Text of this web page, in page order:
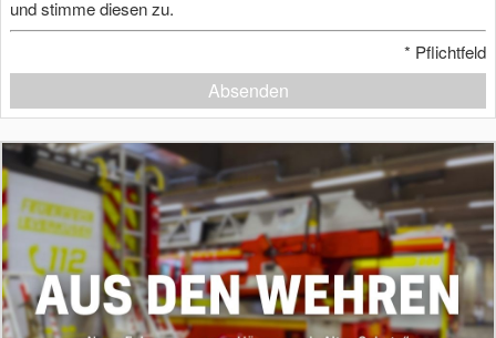
und stimme diesen zu.
* Pflichtfeld
Absenden